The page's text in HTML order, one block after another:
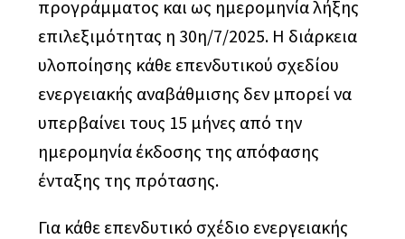
προγράμματος και ως ημερομηνία λήξης
επιλεξιμότητας η 30η/7/2025. Η διάρκεια
υλοποίησης κάθε επενδυτικού σχεδίου
ενεργειακής αναβάθμισης δεν μπορεί να
υπερβαίνει τους 15 μήνες από την
ημερομηνία έκδοσης της απόφασης
ένταξης της πρότασης.
Για κάθε επενδυτικό σχέδιο ενεργειακής